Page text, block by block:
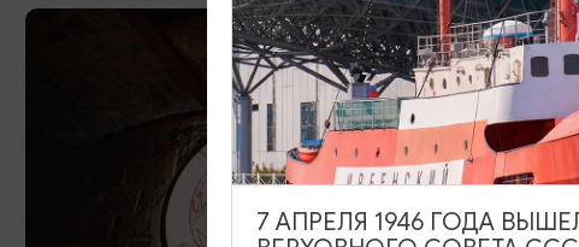
7 АПРЕЛЯ 1946 ГОДА